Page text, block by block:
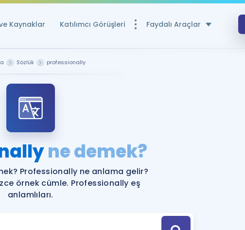
Kaynaklar Katılımcı Görüşleri Faydalı Araçlar
Ücretsiz Kaynaklar
YDS ve YÖKDİL Puan Hesaplama Aracı
YDS ve YÖKDİL'e Hazırlananlar için Öneriler
Remzi Hoca ile seni sınava
Sözlük professionally
ne demek?
Professionally ne anlama gelir?
örnek cümle. Professionally eş
anlamlıları.